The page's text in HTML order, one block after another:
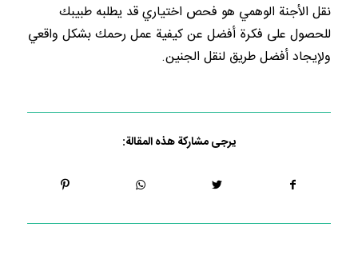
نقل الأجنة الوهمي هو فحص اختياري قد يطلبه طبيبك
للحصول على فكرة أفضل عن كيفية عمل رحمك بشكل واقعي
ولإيجاد أفضل طريق لنقل الجنين.
يرجى مشاركة هذه المقالة: